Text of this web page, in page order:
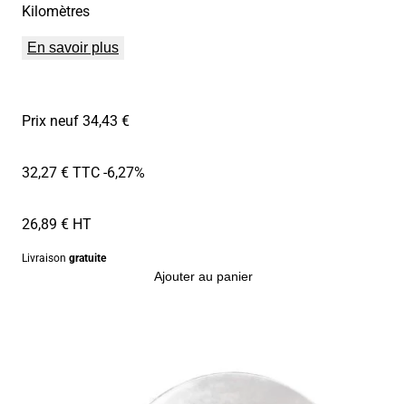
Kilomètres
En savoir plus
Prix neuf 34,43 €
32,27 € TTC-6,27%
26,89 € HT
Livraison gratuite
Ajouter au panier